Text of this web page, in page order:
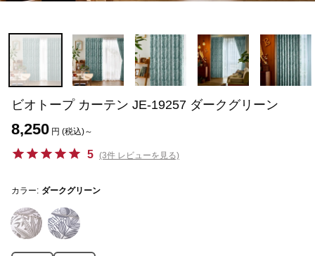
ビオトープ カーテン JE-19257 ダークグリーン
8,250 円 (税込)～
5 (3件 レビューを見る)
カラー: ダークグリーン